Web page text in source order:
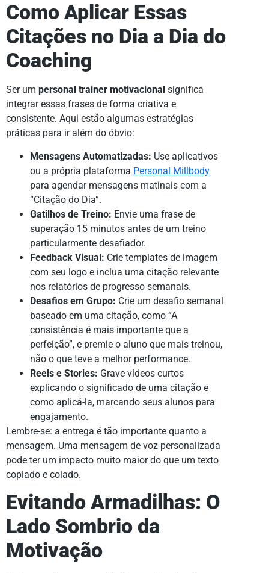
Como Aplicar Essas
Citações no Dia a Dia do
Coaching
Ser um personal trainer motivacional significa
integrar essas frases de forma criativa e
consistente. Aqui estão algumas estratégias
práticas para ir além do óbvio:
Mensagens Automatizadas: Use aplicativos
ou a própria plataforma Personal Millbody
para agendar mensagens matinais com a
“Citação do Dia”.
Gatilhos de Treino: Envie uma frase de
superação 15 minutos antes de um treino
particularmente desafiador.
Feedback Visual: Crie templates de imagem
com seu logo e inclua uma citação relevante
nos relatórios de progresso semanais.
Desafios em Grupo: Crie um desafio semanal
baseado em uma citação, como “A
consistência é mais importante que a
perfeição”, e premie o aluno que mais treinou,
não o que teve a melhor performance.
Reels e Stories: Grave vídeos curtos
explicando o significado de uma citação e
como aplicá-la, marcando seus alunos para
engajamento.
Lembre-se: a entrega é tão importante quanto a
mensagem. Uma mensagem de voz personalizada
pode ter um impacto muito maior do que um texto
copiado e colado.
Evitando Armadilhas: O
Lado Sombrio da
Motivação